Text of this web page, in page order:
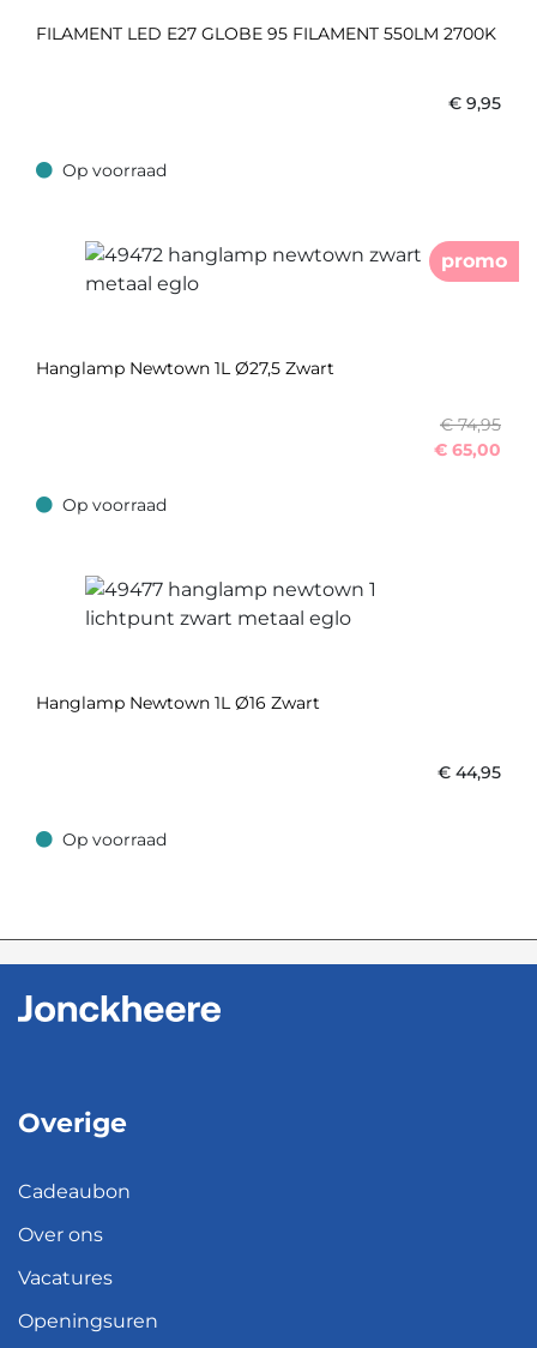
FILAMENT LED E27 GLOBE 95 FILAMENT 550LM 2700K
€ 9,95
Op voorraad
Op voorraad
promo
Hanglamp Newtown 1L Ø27,5 Zwart
€ 74,95
€ 65,00
Op voorraad
Op voorraad
Hanglamp Newtown 1L Ø16 Zwart
€ 44,95
Op voorraad
Op voorraad
Overige
Cadeaubon
Over ons
Vacatures
Openingsuren